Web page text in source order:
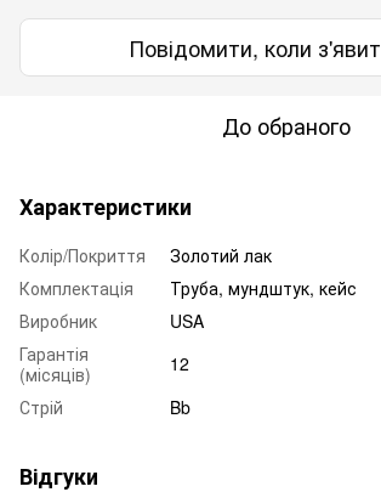
Повідомити, коли
До обраного
Характеристики
Колір/Покриття
Золотий лак
Комплектація
Труба, мундштук, кейс
Виробник
USA
Гарантія
(місяців)
12
Стрій
Bb
Відгуки